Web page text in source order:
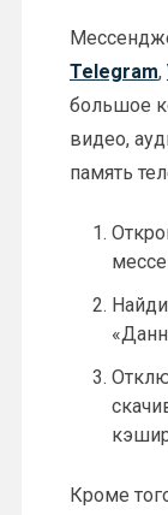
Telegram,
большое
видео,
память
Кроме